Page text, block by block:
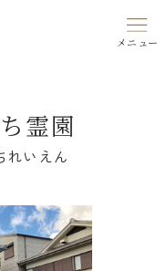
霊園
れいえん